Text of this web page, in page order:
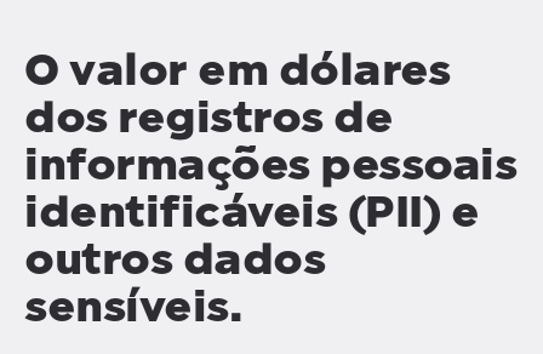
O valor em dólares
dos registros de
informações pessoais
identificáveis (PII) e
outros dados
sensíveis.